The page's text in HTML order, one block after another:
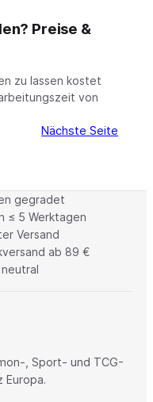
Preise &
zu lassen kostet
von
Nächste Seite
gegradet
≤ 5 Werktagen
Versand
ab 89 €
, Sport- und TCG-
Europa.